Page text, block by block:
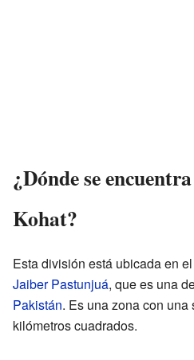
¿Dónde se
Kohat?
Esta división está ubicada en
Jaiber Pastunjuá, que es una
Pakistán. Es una zona con
kilómetros cuadrados.